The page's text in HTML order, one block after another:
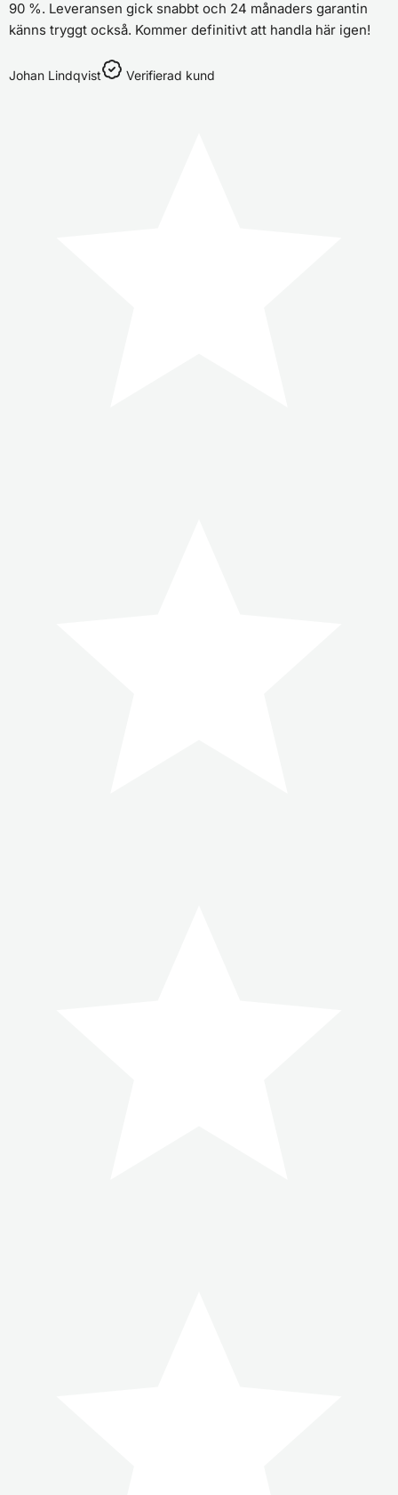
90 %. Leveransen gick snabbt och 24 månaders garantin
känns tryggt också. Kommer definitivt att handla här igen!
Johan Lindqvist Verifierad kund